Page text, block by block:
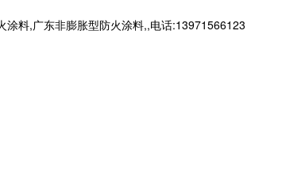
涂料,广东非膨胀型防火涂料,,电话:13971566123